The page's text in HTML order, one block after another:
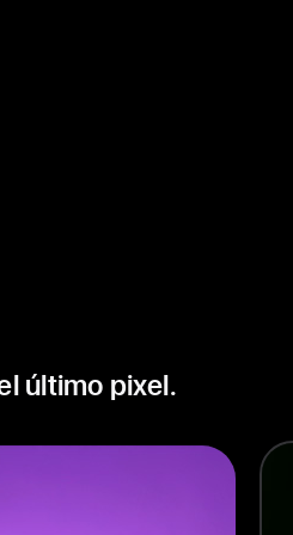
último pixel.